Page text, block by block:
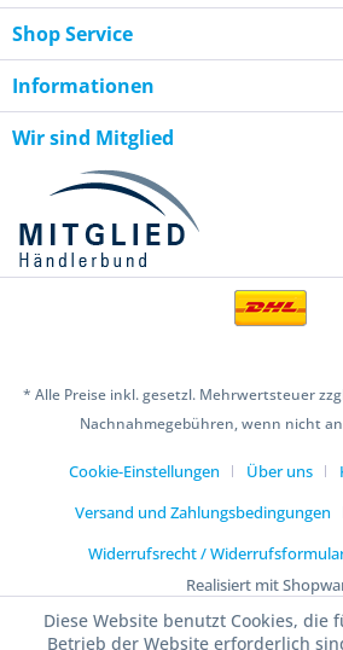
Shop Service
Informationen
Wir sind Mitglied
* Alle Preise inkl. gesetzl. Mehrwertsteuer
Nachnahmegebühren, wenn nicht
Cookie-Einstellungen Über uns
Versand und Zahlungsbedingungen
Widerrufsrecht /
Realisiert mit
Diese Website benutzt Cookies, die
Betrieb der Website erforderlich